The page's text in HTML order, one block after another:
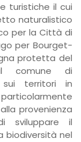
turistiche il cui
naturalistico
per la Città di
per Bourget-
protetta del
comune di
sui territori in
provenienza
sviluppare il
biodiversità nel